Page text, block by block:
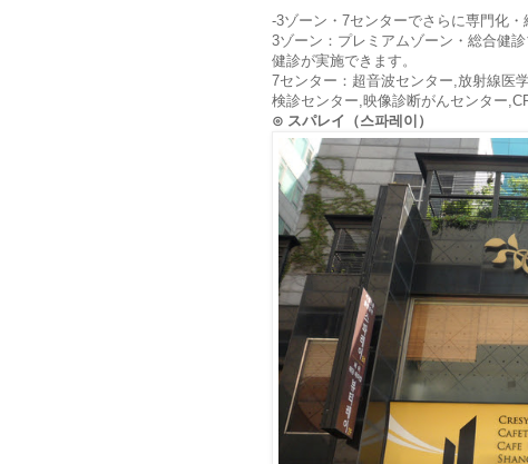
-3ゾーン・7センターでさらに専門化・
3ゾーン：プレミアムゾーン・総合健
健診が実施できます。
7センター：超音波センター,放射線医
検診センター,映像診断がんセンター
⊙ スパレイ（스파레이）